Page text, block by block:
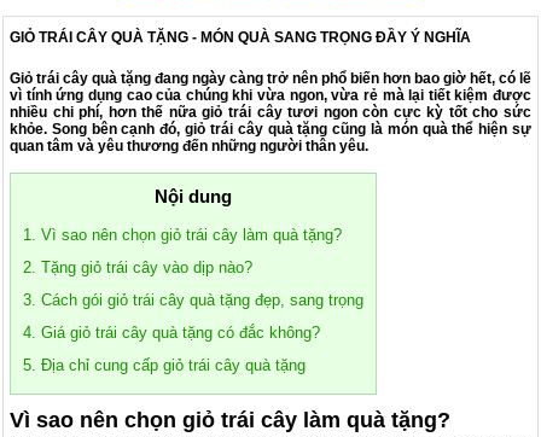
GIỎ TRÁI CÂY QUÀ TẶNG - MÓN QUÀ SANG TRỌNG ĐẦY Ý NGHĨA
Giỏ trái cây quà tặng đang ngày càng trở nên phổ biến hơn bao giờ hết, có lẽ
vì tính ứng dụng cao của chúng khi vừa ngon, vừa rẻ mà lại tiết kiệm được
nhiều chi phí, hơn thế nữa giỏ trái cây tươi ngon còn cực kỳ tốt cho sức
khỏe. Song bên cạnh đó, giỏ trái cây quà tặng cũng là món quà thể hiện sự
quan tâm và yêu thương đến những người thân yêu.
Nội dung
1. Vì sao nên chọn giỏ trái cây làm quà tặng?
2. Tặng giỏ trái cây vào dịp nào?
3. Cách gói giỏ trái cây quà tặng đẹp, sang trọng
4. Giá giỏ trái cây quà tặng có đắc không?
5. Địa chỉ cung cấp giỏ trái cây quà tặng
Vì sao nên chọn giỏ trái cây làm quà tặng?